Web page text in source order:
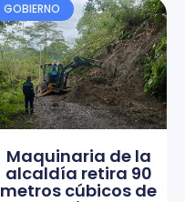
GOBIERNO
Maquinaria de la
alcaldía retira 90
metros cúbicos de